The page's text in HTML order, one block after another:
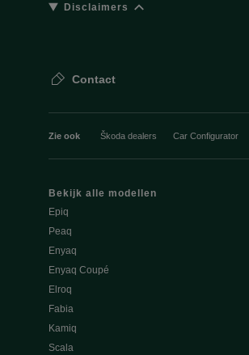
Disclaimers
Contact
Zie ook Škoda dealers Car Configurator
Bekijk alle modellen
Epiq
Peaq
Enyaq
Enyaq Coupé
Elroq
Fabia
Kamiq
Scala